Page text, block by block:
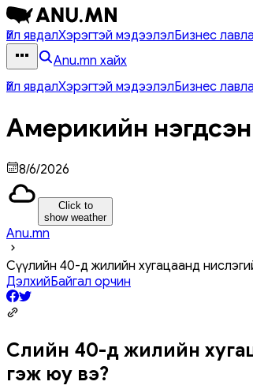
Үйл явдалХэрэгтэй мэдээлэлБизнес
Anu.mn хайх
Үйл явдалХэрэгтэй мэдээлэлБизнес
Америкийн
8/6/2026
Click to
show weather
Anu.mn
Сүүлийн 40-д жилийн хугацаанд
ДэлхийБайгал орчин
Сүүлийн 40-д жилийн
гэж юу вэ?